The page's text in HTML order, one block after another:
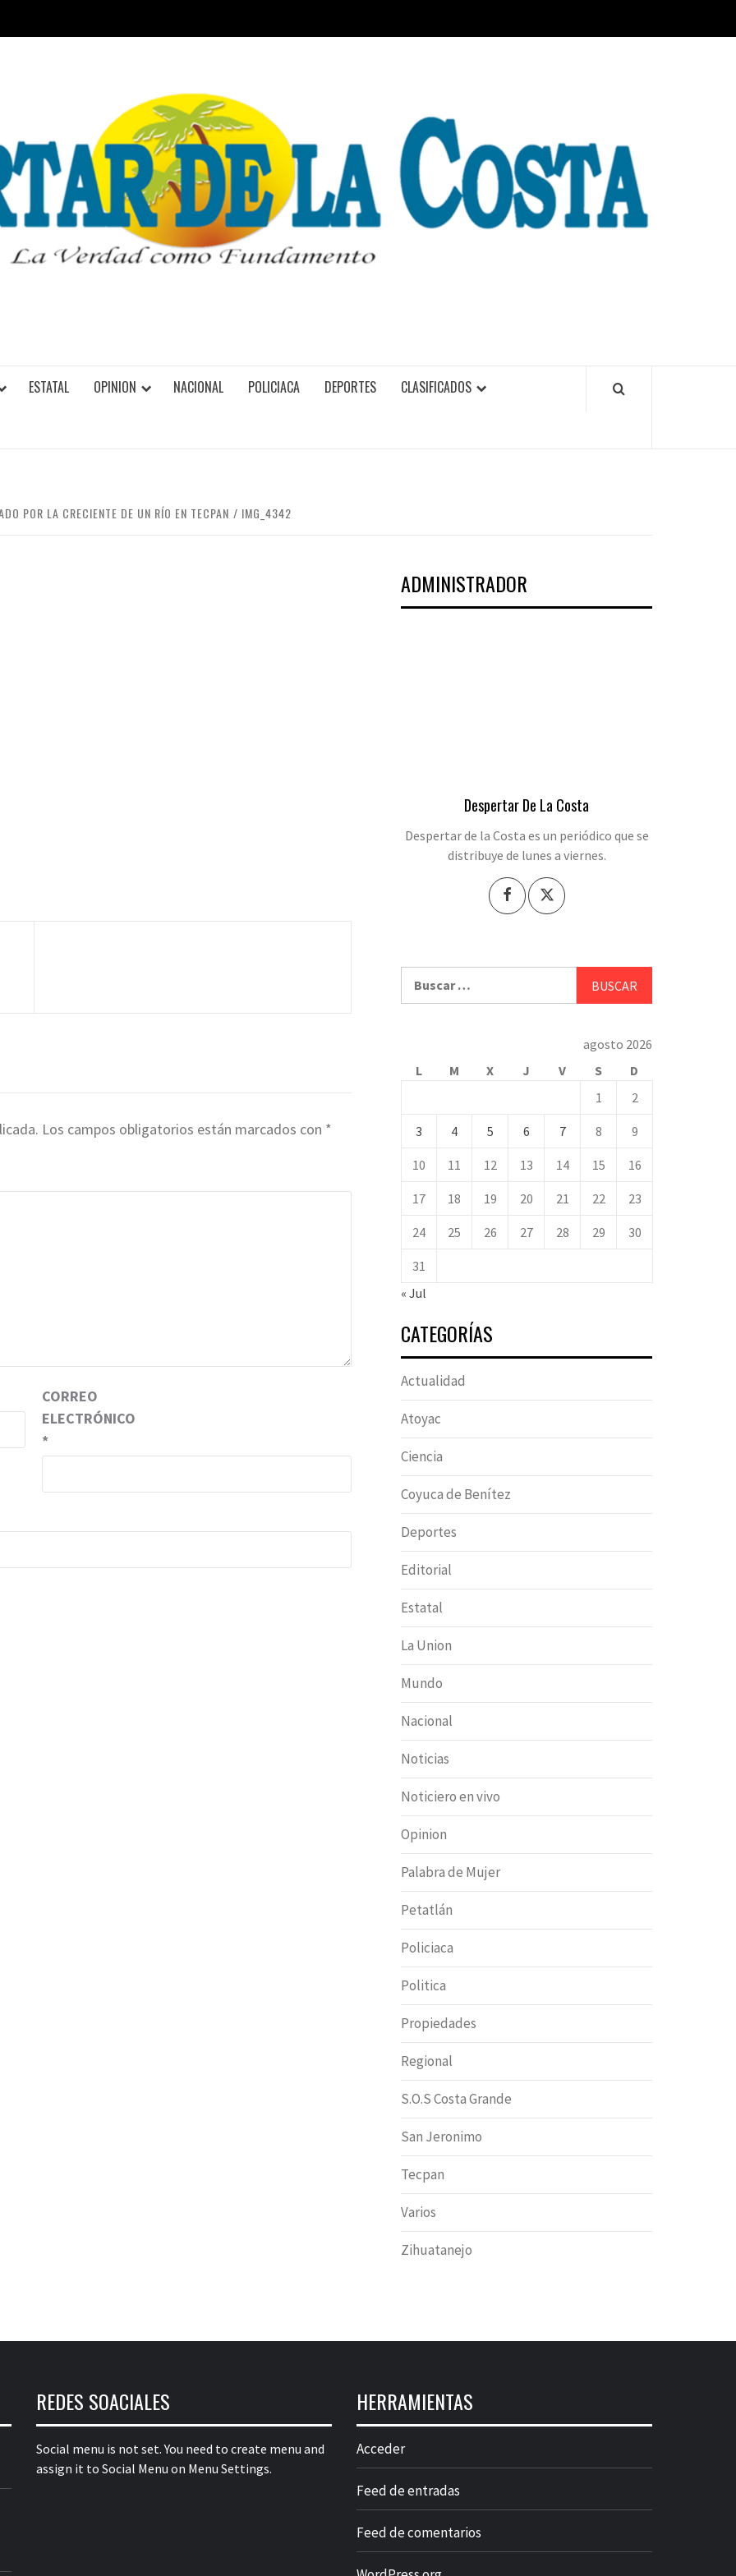
ESTATAL OPINION NACIONAL POLICIACA DEPORTES CLASIFICADOS
POR LA CRECIENTE DE UN RÍO EN TECPAN IMG_4342
Los campos obligatorios están marcados con *
CORREO
ELECTRÓNICO
*
ADMINISTRADOR
Despertar De La Costa
Despertar de la Costa es un periódico que se
distribuye de lunes a viernes.
agosto 2026
L
M X J V S
D
1
2
3 4 5 6 7 8 9
10 11 12 13 14 15 16
17 18 19 20 21 22 23
24 25 26 27 28 29 30
31
« Jul
CATEGORÍAS
Actualidad
Atoyac
Ciencia
Coyuca de Benítez
Deportes
Editorial
Estatal
La Union
Mundo
Nacional
Noticias
Noticiero en vivo
Opinion
Palabra de Mujer
Petatlán
Policiaca
Politica
Propiedades
Regional
S.O.S Costa Grande
San Jeronimo
Tecpan
Varios
Zihuatanejo
REDES SOACIALES
Social menu is not set. You need to create menu and
assign it to Social Menu on Menu Settings.
HERRAMIENTAS
Acceder
Feed de entradas
Feed de comentarios